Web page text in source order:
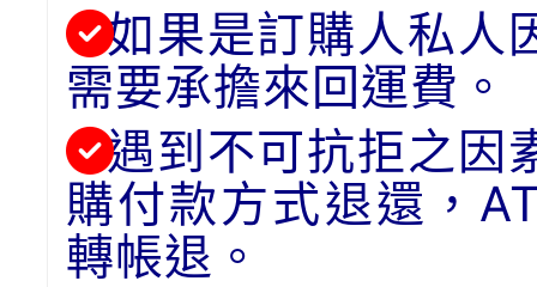
如果是訂購人私人
需要承擔來回運費。
遇到不可抗拒之因
購付款方式退還，
轉帳退。